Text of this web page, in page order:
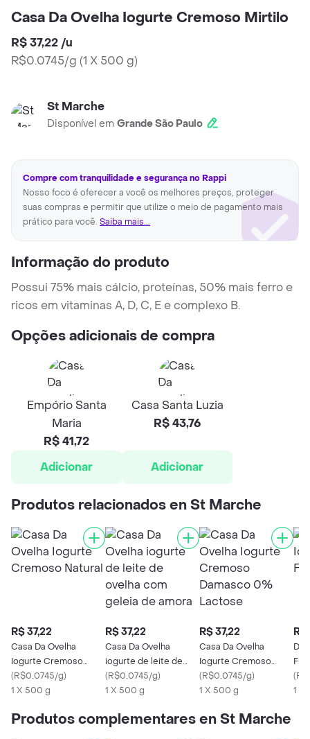
Casa Da Ovelha Iogurte Cremoso Mirtilo
R$ 37,22 /u
R$0.0745/g (1 X 500 g)
St Marche
Disponível em Grande São Paulo
Compre com tranquilidade e segurança no Rappi
Nosso foco é oferecer a você os melhores preços, proteger
suas compras e permitir que utilize o meio de pagamento mais
prático para você. Saiba mais...
Informação do produto
Possui 75% mais cálcio, proteínas, 50% mais ferro e
ricos em vitaminas A, D, C, E e complexo B.
Opções adicionais de compra
Empório Santa
Maria
R$ 41,72
Adicionar
Casa Santa Luzia
R$ 43,76
Adicionar
Produtos relacionados en St Marche
R$ 37,22
Casa Da Ovelha
Iogurte Cremoso
Natural
(R$0.0745/g)
1 X 500 g
R$ 37,22
Casa Da Ovelha
iogurte de leite de
ovelha com geleia de
amora
(R$0.0745/g)
1 X 500 g
R$ 37,22
Casa Da Ovelha
Iogurte Cremoso
Damasco 0% Lactose
(R$0.0745/g)
1 X 500 g
R$
(
1 X
Produtos complementares en St Marche